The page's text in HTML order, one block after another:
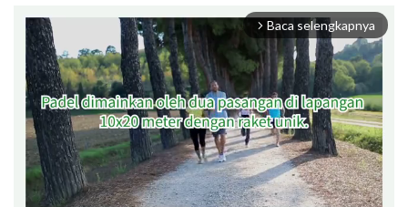
arrow_forward_ios Baca selengkapnya